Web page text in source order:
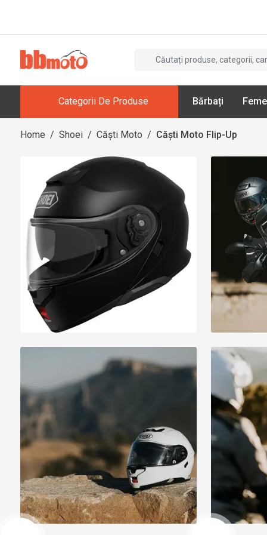
Categorii De Produse Bărbați
Home / Shoei / Căști Moto / Căști Moto Flip-Up